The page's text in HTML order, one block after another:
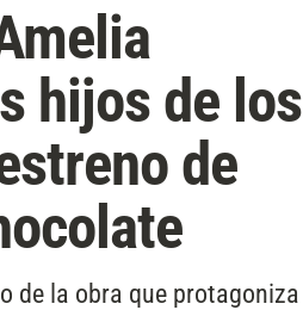
hijos de los
de
de la obra que protagoniza